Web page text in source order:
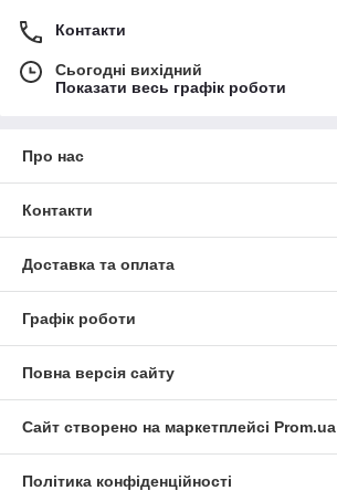
Контакти
Сьогодні вихідний
Показати весь графік роботи
Про нас
Контакти
Доставка та оплата
Графік роботи
Повна версія сайту
Сайт створено на маркетплейсі Prom.ua
Політика конфіденційності